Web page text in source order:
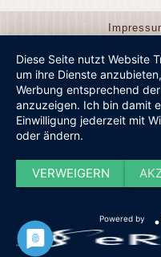
Diese Seite nutzt Website
um ihre Dienste
Werbung entsprechend
anzuzeigen. Ich bin damit
Einwilligung jederzeit mit
oder ändern.
VERWEIGERN
Powered by